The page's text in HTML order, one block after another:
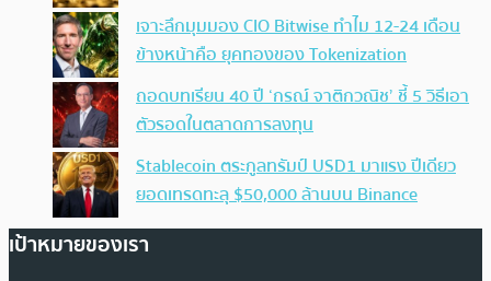
เจาะลึกมุมมอง CIO Bitwise ทำไม 12-24 เดือน
ข้างหน้าคือ ยุคทองของ Tokenization
ถอดบทเรียน 40 ปี ‘กรณ์ จาติกวณิช’ ชี้ 5 วิธีเอา
ตัวรอดในตลาดการลงทุน
Stablecoin ตระกูลทรัมป์ USD1 มาแรง ปีเดียว
ยอดเทรดทะลุ $50,000 ล้านบน Binance
เป้าหมายของเรา